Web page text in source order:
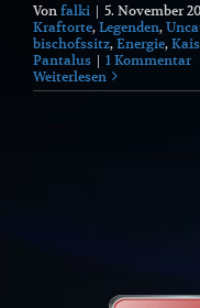
Von falki | 5. November
Kraftorte, Legenden,
bischofssitz, Energie,
Pantalus | 1 Kommentar
Weiterlesen